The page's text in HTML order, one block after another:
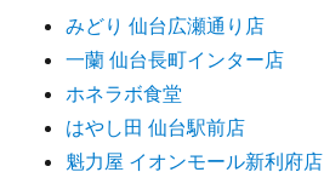
みどり 仙台広瀬通り店
一蘭 仙台長町インター店
ホネラボ食堂
はやし田 仙台駅前店
魁力屋 イオンモール新利府店